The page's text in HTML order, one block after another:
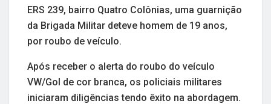
ERS 239, bairro Quatro Colônias, uma guarnição
da Brigada Militar deteve homem de 19 anos,
por roubo de veículo.
Após receber o alerta do roubo do veículo
VW/Gol de cor branca, os policiais militares
iniciaram diligências tendo êxito na abordagem.